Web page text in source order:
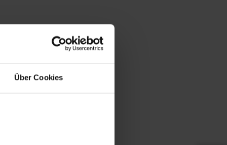
Über Cookies